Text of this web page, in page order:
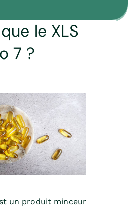
le XLS
7 ?
un produit minceur